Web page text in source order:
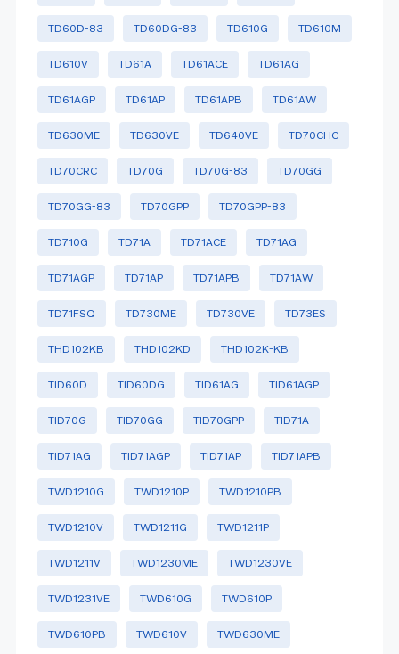
TD60D-83 TD60DG-83 TD610G TD610M
TD610V TD61A TD61ACE TD61AG
TD61AGP TD61AP TD61APB TD61AW
TD630ME TD630VE TD640VE TD70CHC
TD70CRC TD70G TD70G-83 TD70GG
TD70GG-83 TD70GPP TD70GPP-83
TD710G TD71A TD71ACE TD71AG
TD71AGP TD71AP TD71APB TD71AW
TD71FSQ TD730ME TD730VE TD73ES
THD102KB THD102KD THD102K-KB
TID60D TID60DG TID61AG TID61AGP
TID70G TID70GG TID70GPP TID71A
TID71AG TID71AGP TID71AP TID71APB
TWD1210G TWD1210P TWD1210PB
TWD1210V TWD1211G TWD1211P
TWD1211V TWD1230ME TWD1230VE
TWD1231VE TWD610G TWD610P
TWD610PB TWD610V TWD630ME